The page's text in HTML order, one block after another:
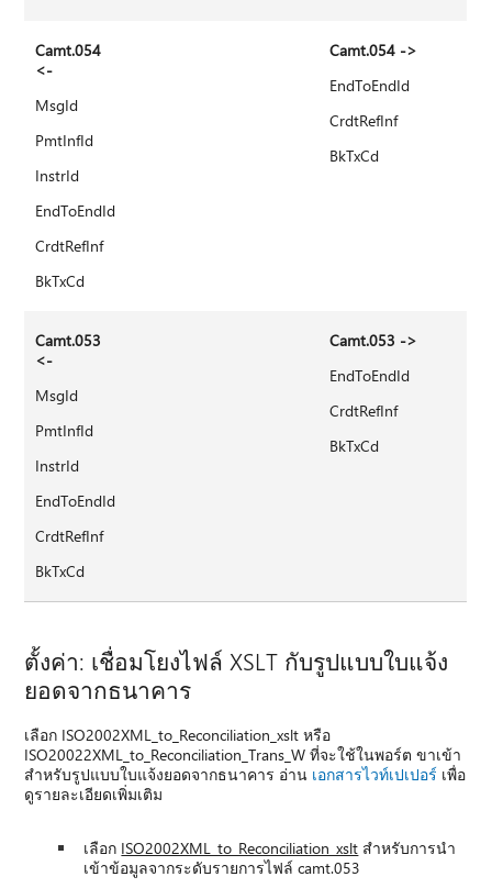
Camt.054
<-
MsgId
PmtInfId
InstrId
EndToEndId
CrdtRefInf
BkTxCd
Camt.054 ->
EndToEndId
CrdtRefInf
BkTxCd
Camt.053
<-
MsgId
PmtInfId
InstrId
EndToEndId
CrdtRefInf
BkTxCd
Camt.053 ->
EndToEndId
CrdtRefInf
BkTxCd
ตั้งค่า: เชื่อมโยงไฟล์ XSLT กับรูปแบบใบแจ้ง
ยอดจากธนาคาร
เลือก ISO2002XML_to_Reconciliation_xslt หรือ
ISO20022XML_to_Reconciliation_Trans_W ที่จะใช้ในพอร์ต ขาเข้า
สําหรับรูปแบบใบแจ้งยอดจากธนาคาร อ่าน เอกสารไวท์เปเปอร์ เพื่อ
ดูรายละเอียดเพิ่มเติม
เลือก ISO2002XML_to_Reconciliation_xslt สําหรับการนํา
เข้าข้อมูลจากระดับรายการไฟล์ camt.053